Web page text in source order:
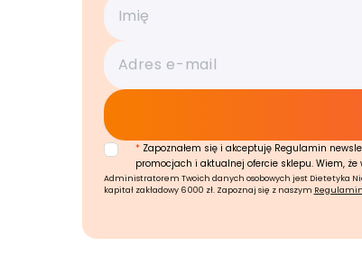
* Zapoznałem się i akceptuję Regulamin
promocjach i aktualnej ofercie sklepu. Wiem,
Administratorem Twoich danych osobowych jest Dietetyka
kapitał zakładowy 6 000 zł. Zapoznaj się z naszym